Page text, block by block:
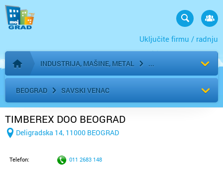
Uključite firmu / radnju
Početna stranica
INDUSTRIJA, MAŠINE, METAL
BEOGRAD SAVSKI VENAC
TIMBEREX DOO BEOGRAD
Deligradska 14, 11000 BEOGRAD
Telefon: 011 2683 148